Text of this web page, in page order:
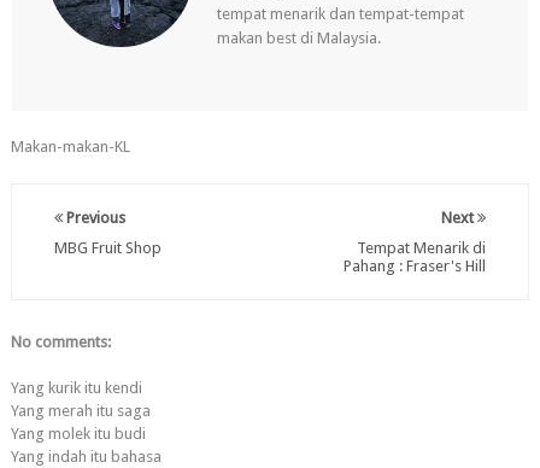
tempat menarik dan tempat-tempat
makan best di Malaysia.
Makan-makan-KL
Next
Tempat Menarik di
Pahang : Fraser's Hill
Previous
MBG Fruit Shop
No comments:
Yang kurik itu kendi
Yang merah itu saga
Yang molek itu budi
Yang indah itu bahasa